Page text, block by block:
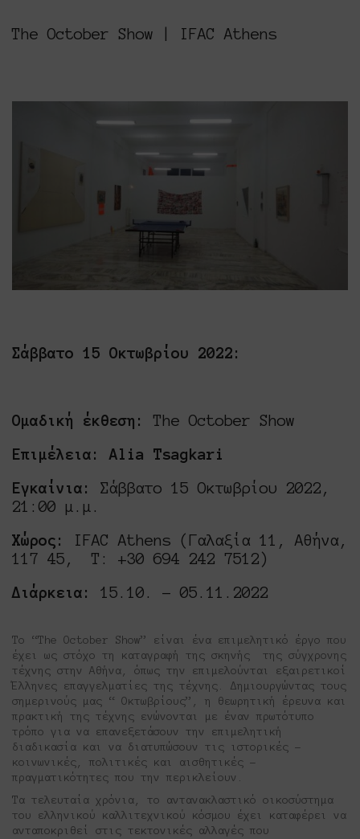
The October Show | IFAC Athens
Σάββατο 15 Οκτωβρίου 2022:
Ομαδική έκθεση:
The October Show
Επιμέλεια: Alia Tsagkari
Εγκαίνια:
Σάββατο 15 Οκτωβρίου 2022,
21:00 μ.μ.
Χώρος:
IFAC Athens (Γαλαξία 11, Αθήνα,
117 45, Τ: +30 694 242 7512)
Διάρκεια:
15.10. – 05.11.2022
Το “The October Show” είναι ένα επιμελητικό έργο που
έχει ως στόχο τη καταγραφή της σκηνής της σύγχρονης
τέχνης στην Αθήνα, όπως την επιμελούνται εξαιρετικοί
Έλληνες επαγγελματίες της τέχνης. Δημιουργώντας τους
σημερινούς μας “ Οκτωβρίους”, η θεωρητική έρευνα και
πρακτική της τέχνης ενώνονται με έναν πρωτότυπο
τρόπο για να επανεξετάσουν την επιμελητική
διαδικασία και να διατυπώσουν τις ιστορικές –
κοινωνικές, πολιτικές και αισθητικές –
πραγματικότητες που την περικλείουν.
Τα τελευταία χρόνια, το αντανακλαστικό οικοσύστημα
του ελληνικού καλλιτεχνικού κόσμου έχει καταφέρει να
ανταποκριθεί στις τεκτονικές αλλαγές που